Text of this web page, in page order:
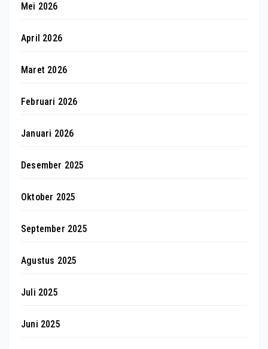
Mei 2026
April 2026
Maret 2026
Februari 2026
Januari 2026
Desember 2025
Oktober 2025
September 2025
Agustus 2025
Juli 2025
Juni 2025